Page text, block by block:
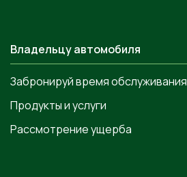
Владельцу автомобиля
Забронируй время обслуживания
Продукты и услуги
Рассмотрение ущерба